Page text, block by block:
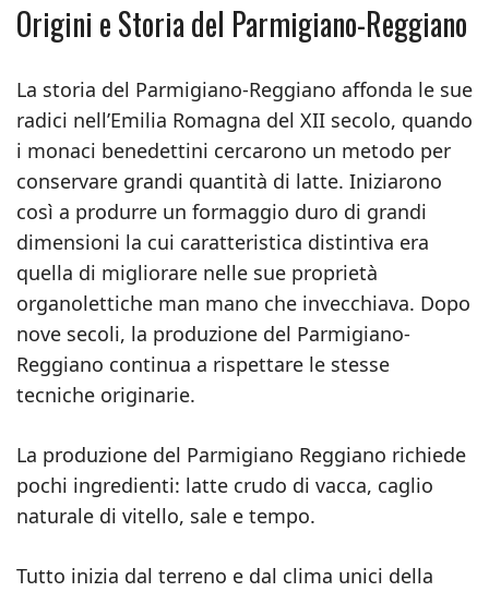
Origini e Storia del Parmigiano-Reggiano
La storia del Parmigiano-Reggiano affonda le sue
radici nell’Emilia Romagna del XII secolo, quando
i monaci benedettini cercarono un metodo per
conservare grandi quantità di latte. Iniziarono
così a produrre un formaggio duro di grandi
dimensioni la cui caratteristica distintiva era
quella di migliorare nelle sue proprietà
organolettiche man mano che invecchiava. Dopo
nove secoli, la produzione del Parmigiano-
Reggiano continua a rispettare le stesse
tecniche originarie.
La produzione del Parmigiano Reggiano richiede
pochi ingredienti: latte crudo di vacca, caglio
naturale di vitello, sale e tempo.
Tutto inizia dal terreno e dal clima unici della